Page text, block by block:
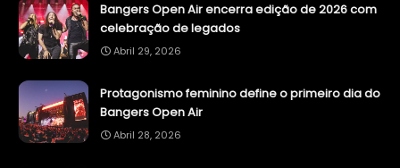
Bangers Open Air encerra edição de 2026 com
celebração de legados
Abril 29, 2026
Protagonismo feminino define o primeiro dia do
Bangers Open Air
Abril 28, 2026